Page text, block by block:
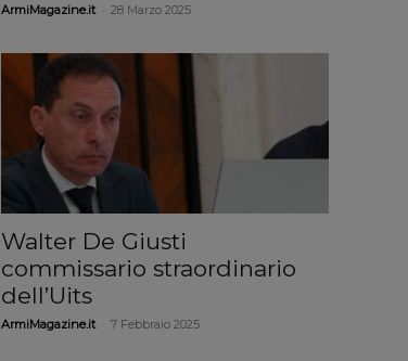
ArmiMagazine.it 28 Marzo 2025
Walter De Giusti
commissario straordinario
dell’Uits
ArmiMagazine.it 7 Febbraio 2025